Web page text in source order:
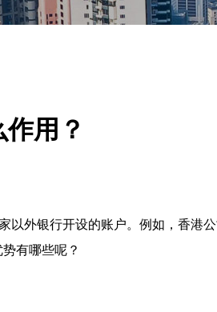
用？
以外银行开设的账户。例如，香港
有哪些呢？